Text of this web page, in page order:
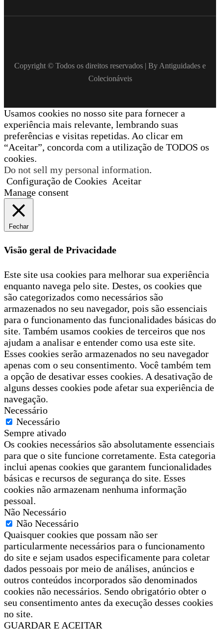
Copyright © Todos os direitos reservados | By Antiguidades e
Colecionáveis
Usamos cookies no nosso site para fornecer a
experiência mais relevante, lembrando suas
preferências e visitas repetidas. Ao clicar em
“Aceitar”, concorda com a utilização de TODOS os
cookies.
Do not sell my personal information.
Configuração de Cookies Aceitar
Manage consent
Fechar
Visão geral de Privacidade
Este site usa cookies para melhorar sua experiência
enquanto navega pelo site. Destes, os cookies que
são categorizados como necessários são
armazenados no seu navegador, pois são essenciais
para o funcionamento das funcionalidades básicas do
site. Também usamos cookies de terceiros que nos
ajudam a analisar e entender como usa este site.
Esses cookies serão armazenados no seu navegador
apenas com o seu consentimento. Você também tem
a opção de desativar esses cookies. A desativação de
alguns desses cookies pode afetar sua experiência de
navegação.
Necessário
Necessário
Sempre ativado
Os cookies necessários são absolutamente essenciais
para que o site funcione corretamente. Esta categoria
inclui apenas cookies que garantem funcionalidades
básicas e recursos de segurança do site. Esses
cookies não armazenam nenhuma informação
pessoal.
Não Necessário
Não Necessário
Quaisquer cookies que possam não ser
particularmente necessários para o funcionamento
do site e sejam usados especificamente para coletar
dados pessoais por meio de análises, anúncios e
outros conteúdos incorporados são denominados
cookies não necessários. Sendo obrigatório obter o
seu consentimento antes da execução desses cookies
no site.
GUARDAR E ACEITAR